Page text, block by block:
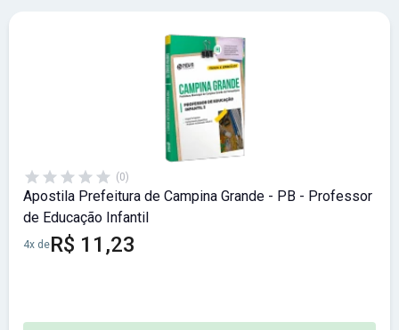
(0)
Apostila Prefeitura de Campina Grande - PB - Professor
de Educação Infantil
4x deR$ 11,23